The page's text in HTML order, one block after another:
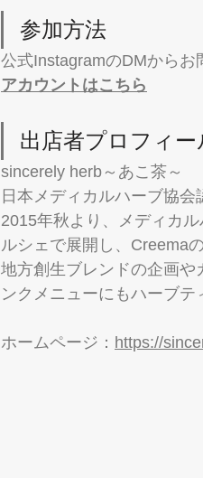
参加方法
公式InstagramのDMからお
アカウントはこちら
出店者プロフィー
sincerely herb～あこ茶～
日本メディカルハーブ協会
2015年秋より、メディカ
ルシェで展開し、Creema
地方創生ブレンドの企画や
ンクメニューにもハーブテ
ホームページ： https://